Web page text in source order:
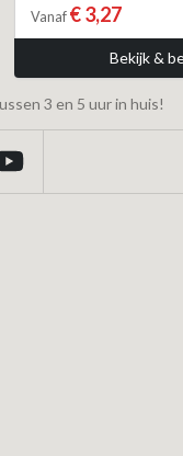
Vanaf € 3,27
Bekijk &
3 en 5 uur in huis!